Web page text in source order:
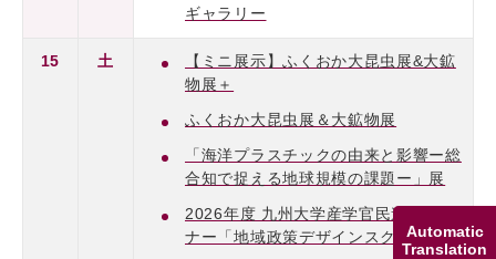
Automatic
Translation
ギャラリー
15 土
【ミニ展示】ふくおか大昆虫展&大鉱
物展＋
ふくおか大昆虫展＆大鉱物展
「海洋プラスチックの由来と影響ー総
合知で捉える地球規模の課題ー」展
2026年度 九州大学産学官民連携セミ
ナー「地域政策デザインスクール」